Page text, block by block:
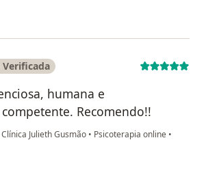
Verificada
humana e
Recomendo!!
Clínica Julieth Gusmão • Psicoterapia online •